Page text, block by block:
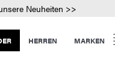
Neuheiten >>
HERREN MARKEN